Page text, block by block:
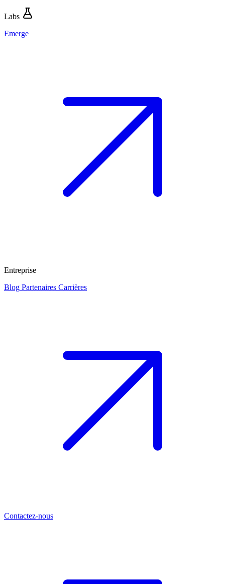
Labs
Emerge
Entreprise
Blog Partenaires Carrières
Contactez-nous